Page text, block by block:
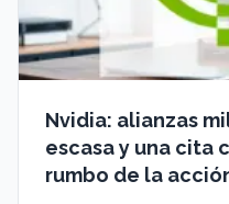
Nvidia: alianzas
escasa y una cita
rumbo de la